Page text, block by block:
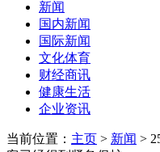
新闻
国内新闻
国际新闻
文化体育
财经商讯
健康生活
企业资讯
当前位置： 主页 > 新闻 >